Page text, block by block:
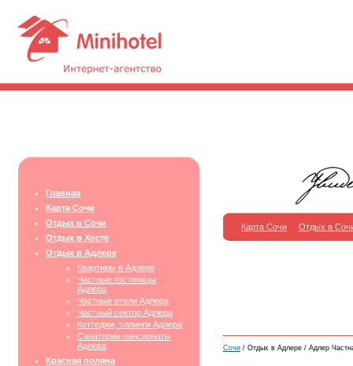
Главная
Карта Сочи
Отдых в Сочи
Отдых в Хосте
Отдых в Адлере
Квартиры в Адлере
Частные гостиницы
Адлера
Частные отели Адлера
Частный сектор Адлера
Коттеджи, эллинги Адлера
Санатории пансионаты
Адлера
Красная поляна
Карта Сочи Отдых в
Сочи / Отдых в Адлере / Адлер